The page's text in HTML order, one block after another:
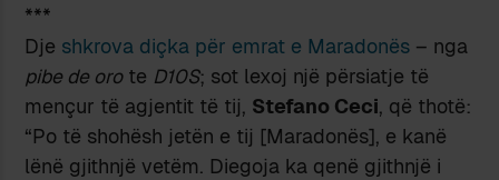
***
Dje shkrova diçka për emrat e Maradonës – nga
pibe de orote D10S; sot lexoj një përsiatje të
mençur të agjentit të tij, Stefano Ceci, që thotë:
“Po të shohësh jetën e tij [Maradonës], e kanë
lënë gjithnjë vetëm. Diegoja ka qenë gjithnjë i